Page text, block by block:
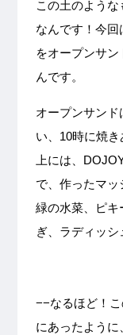
この土のような
なんです！今回
をオープンサ
んです。
オープンサン
い、10時に焼
上には、
で、作ったマッ
緑の水菜、ピキ
ぎ、ラディッシ
−−なるほど！
にあったよう